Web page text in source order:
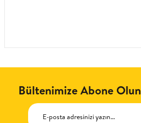
Bültenimize Abone Olun